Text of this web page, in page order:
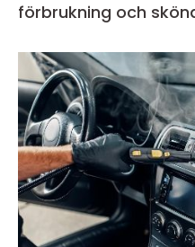
förbrukning och